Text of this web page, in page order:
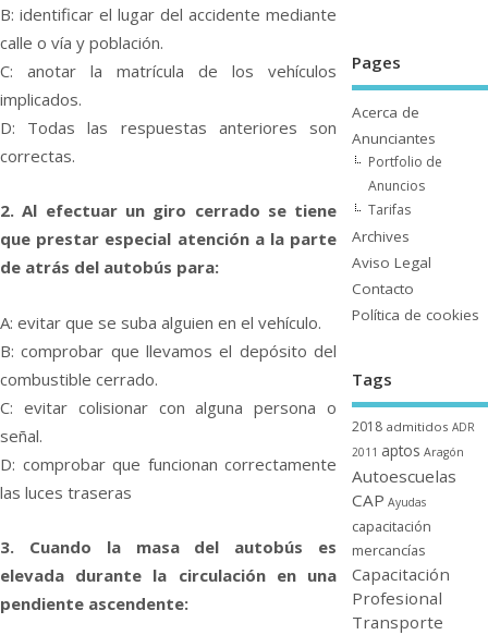
B: identificar el lugar del accidente mediante
calle o ví­a y población.
C: anotar la matrí­cula de los vehí­culos
implicados.
D: Todas las respuestas anteriores son
correctas.
2. Al efectuar un giro cerrado se tiene
que prestar especial atención a la parte
de atrás del autobús para:
A: evitar que se suba alguien en el vehí­culo.
B: comprobar que llevamos el depósito del
combustible cerrado.
C: evitar colisionar con alguna persona o
señal.
D: comprobar que funcionan correctamente
las luces traseras
3. Cuando la masa del autobús es
elevada durante la circulación en una
pendiente ascendente:
Pages
Acerca de
Anunciantes
Portfolio de
Anuncios
Tarifas
Archives
Aviso Legal
Contacto
Polí­tica de cookies
Tags
2018 admitidos ADR
2011 aptos Aragón
Autoescuelas
CAP Ayudas
capacitación
mercancí­as
Capacitación
Profesional
Transporte